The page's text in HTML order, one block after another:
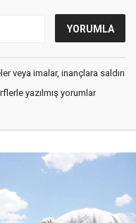
veya imalar, inançlara saldırı
yazılmış yorumlar